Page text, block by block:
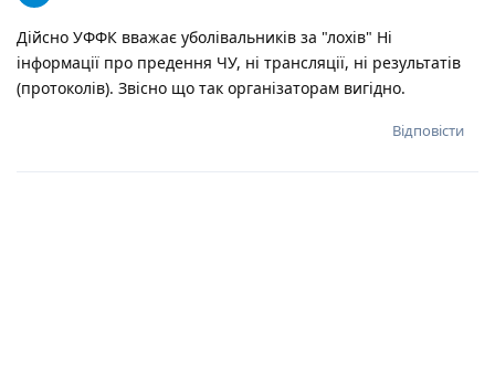
Дійсно УФФК вважає уболівальників за "лохів" Ні
інформації про предення ЧУ, ні трансляції, ні результатів
(протоколів). Звісно що так організаторам вигідно.
Відповісти